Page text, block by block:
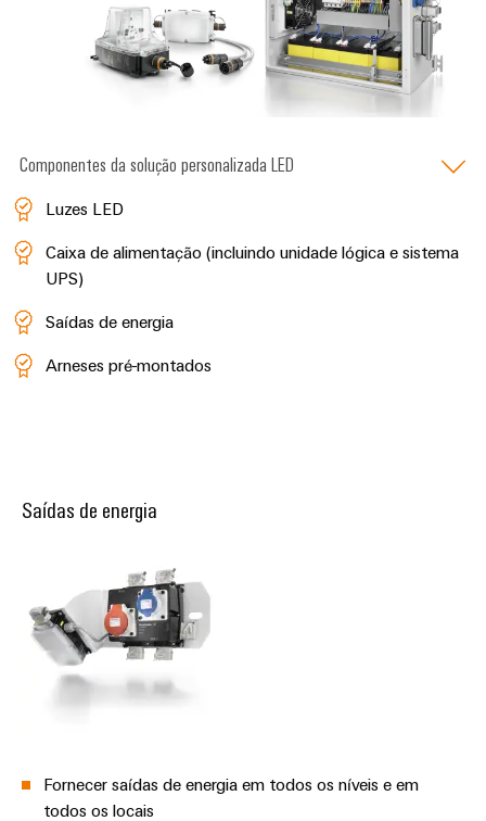
Componentes da solução personalizada LED
Luzes LED
Caixa de alimentação (incluindo unidade lógica e sistema
UPS)
Saídas de energia
Arneses pré-montados
Saídas de energia
Fornecer saídas de energia em todos os níveis e em
todos os locais